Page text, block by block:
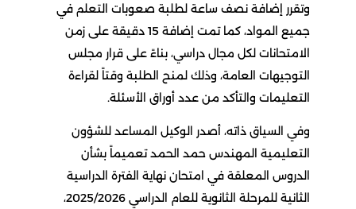
وتقرر إضافة نصف ساعة لطلبة صعوبات التعلم في
جميع المواد، كما تمت إضافة 15 دقيقة على زمن
الامتحانات لكل مجال دراسي، بناءً على قرار مجلس
التوجيهات العامة، وذلك لمنح الطلبة وقتاً لقراءة
التعليمات والتأكد من عدد أوراق الأسئلة.
وفي السياق ذاته، أصدر الوكيل المساعد للشؤون
التعليمية المهندس حمد الحمد تعميماً بشأن
الدروس المعلقة في امتحان نهاية الفترة الدراسية
الثانية للمرحلة الثانوية للعام الدراسي 2025/2026،